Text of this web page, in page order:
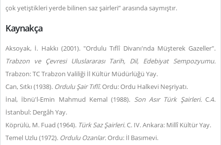
çok yetiştikleri yerde bilinen saz şairleri” arasında saymıştır.
Kaynakça
Aksoyak, İ. Hakkı (2001). "Ordulu Tıflî Divanı'nda Müşterek Gazeller".
Trabzon ve Çevresi Uluslararası Tarih, Dil, Edebiyat Sempozyumu.
Trabzon: TC Trabzon Valiliği İl Kültür Müdürlüğü Yay.
Can, Sıtkı (1938). Ordulu Şair Tıflî.Ordu: Ordu Halkevi Neşriyatı.
İnal, İbnü'l-Emin Mahmud Kemal (1988). Son Asır Türk Şairleri.C.4.
İstanbul: Dergâh Yay.
Köprülü, M. Fuad (1964). Türk Saz Şairleri.C. IV. Ankara: Millî Kültür Yay.
Temel Uzlu (1972). Ordulu Ozanlar.Ordu: İl Basımevi.